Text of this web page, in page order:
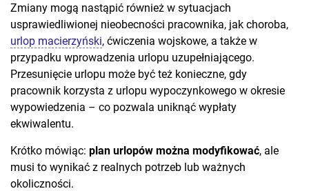
Zmiany mogą nastąpić również w sytuacjach
usprawiedliwionej nieobecności pracownika, jak choroba,
urlop macierzyński, ćwiczenia wojskowe, a także w
przypadku wprowadzenia urlopu uzupełniającego.
Przesunięcie urlopu może być też konieczne, gdy
pracownik korzysta z urlopu wypoczynkowego w okresie
wypowiedzenia – co pozwala uniknąć wypłaty
ekwiwalentu.
Krótko mówiąc: plan urlopów można modyfikować, ale
musi to wynikać z realnych potrzeb lub ważnych
okoliczności.